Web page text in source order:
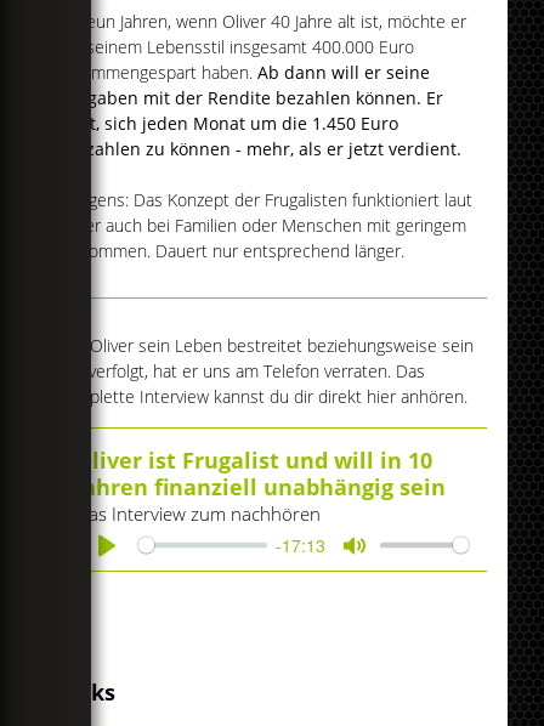
In neun Jahren, wenn Oliver 40 Jahre alt ist, möchte er
mit seinem Lebensstil insgesamt 400.000 Euro
zusammengespart haben.Ab dann will er seine
Ausgaben mit der Rendite bezahlen können. Er
hofft, sich jeden Monat um die 1.450 Euro
auszahlen zu können - mehr, als er jetzt verdient.
Übrigens: Das Konzept der Frugalisten funktioniert laut
Oliver auch bei Familien oder Menschen mit geringem
Einkommen. Dauert nur entsprechend länger.
Wie Oliver sein Leben bestreitet beziehungsweise sein
Ziel verfolgt, hat er uns am Telefon verraten. Das
komplette Interview kannst du dir direkt hier anhören.
Oliver ist Frugalist und will in 10
Jahren finanziell unabhängig sein
Das Interview zum nachhören
Play
-17:13
Mute
Links